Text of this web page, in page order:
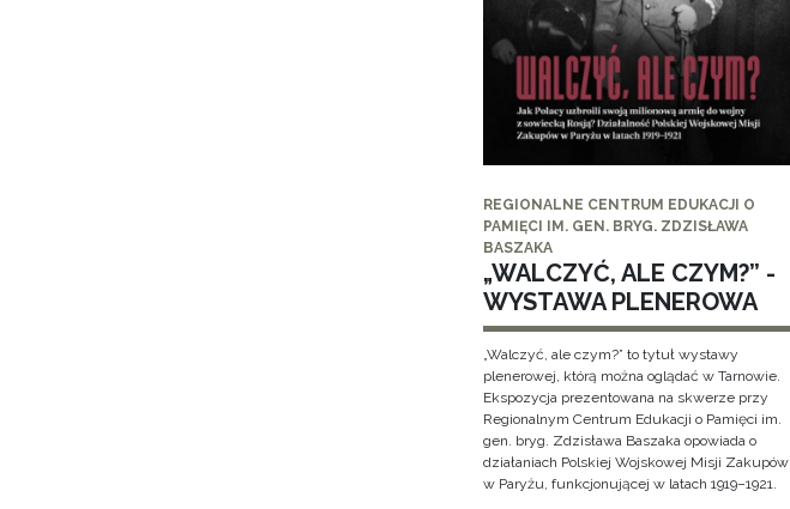
REGIONALNE CENTRUM EDUKACJI O
PAMIĘCI IM. GEN. BRYG. ZDZISŁAWA
BASZAKA
„WALCZYĆ, ALE CZYM?” -
WYSTAWA PLENEROWA
„Walczyć, ale czym?” to tytuł wystawy
plenerowej, którą można oglądać w Tarnowie.
Ekspozycja prezentowana na skwerze przy
Regionalnym Centrum Edukacji o Pamięci im.
gen. bryg. Zdzisława Baszaka opowiada o
działaniach Polskiej Wojskowej Misji Zakupów
w Paryżu, funkcjonującej w latach 1919–1921.